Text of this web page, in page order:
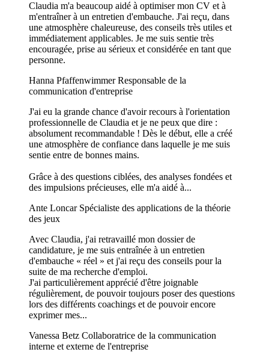
Claudia m'a beaucoup aidé à optimiser mon CV et à
m'entraîner à un entretien d'embauche. J'ai reçu, dans
une atmosphère chaleureuse, des conseils très utiles et
immédiatement applicables. Je me suis sentie très
encouragée, prise au sérieux et considérée en tant que
personne.
Hanna PfaffenwimmerResponsable de la
communication d'entreprise
J'ai eu la grande chance d'avoir recours à l'orientation
professionnelle de Claudia et je ne peux que dire :
absolument recommandable ! Dès le début, elle a créé
une atmosphère de confiance dans laquelle je me suis
sentie entre de bonnes mains.
Grâce à des questions ciblées, des analyses fondées et
des impulsions précieuses, elle m'a aidé à...
Ante LoncarSpécialiste des applications de la théorie
des jeux
Avec Claudia, j'ai retravaillé mon dossier de
candidature, je me suis entraînée à un entretien
d'embauche « réel » et j'ai reçu des conseils pour la
suite de ma recherche d'emploi.
J'ai particulièrement apprécié d'être joignable
régulièrement, de pouvoir toujours poser des questions
lors des différents coachings et de pouvoir encore
exprimer mes...
Vanessa Betz Collaboratrice de la communication
interne et externe de l'entreprise